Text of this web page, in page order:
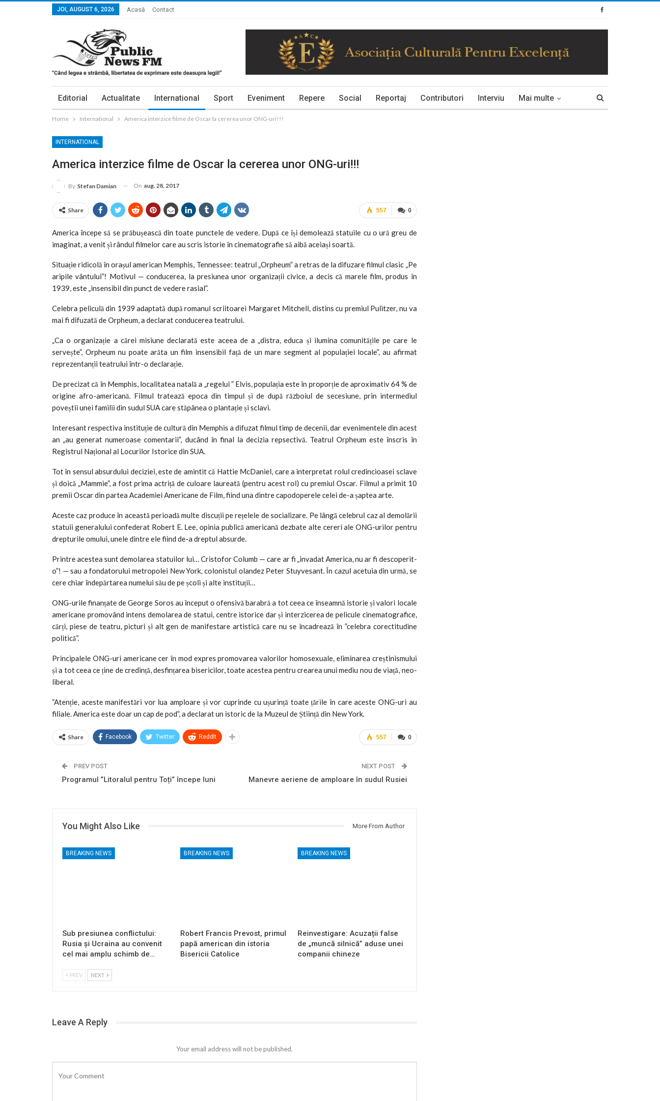
JOI, AUGUST 6, 2026 Acasă Contact
Editorial Actualitate International Sport Eveniment Repere Social Reportaj Contributori Interviu Mai multe
Home International America interzice filme de Oscar la cererea unor ONG-uri!!!
INTERNATIONAL
America interzice filme de Oscar la cererea unor ONG-uri!!!
By Stefan Damian On aug. 28, 2017
0
557
Share
America începe să se prăbușească din toate punctele de vedere. După ce își demolează statuile cu o ură greu de
imaginat, a venit și rândul filmelor care au scris istorie în cinematografie să aibă aceiași soartă.
Situație ridicolă în orașul american Memphis, Tennessee: teatrul „Orpheum” a retras de la difuzare filmul clasic „Pe
aripile vântului”! Motivul — conducerea, la presiunea unor organizații civice, a decis că marele film, produs în
1939, este „insensibil din punct de vedere rasial”.
Celebra peliculă din 1939 adaptată după romanul scriitoarei Margaret Mitchell, distins cu premiul Pulitzer, nu va
mai fi difuzată de Orpheum, a declarat conducerea teatrului.
„Ca o organizație a cărei misiune declarată este aceea de a „distra, educa și ilumina comunitățile pe care le
servește”, Orpheum nu poate arăta un film insensibil față de un mare segment al populației locale”, au afirmat
reprezentanții teatrului într-o declarație.
De precizat că în Memphis, localitatea natală a „regelui ” Elvis, populația este în proporție de aproximativ 64 % de
origine afro-americană. Filmul tratează epoca din timpul și de după războiul de secesiune, prin intermediul
poveștii unei familii din sudul SUA care stăpânea o plantație și sclavi.
Interesant respectiva instituție de cultură din Memphis a difuzat filmul timp de decenii, dar evenimentele din acest
an „au generat numeroase comentarii”, ducând în final la decizia repsectivă. Teatrul Orpheum este înscris în
Registrul Național al Locurilor Istorice din SUA.
Tot în sensul absurdului deciziei, este de amintit că Hattie McDaniel, care a interpretat rolul credincioasei sclave
și doică „Mammie”, a fost prima actriță de culoare laureată (pentru acest rol) cu premiul Oscar. Filmul a primit 10
premii Oscar din partea Academiei Americane de Film, fiind una dintre capodoperele celei de-a șaptea arte.
Aceste caz produce în această perioadă multe discuții pe rețelele de socializare. Pe lângă celebrul caz al demolării
statuii generalului confederat Robert E. Lee, opinia publică americană dezbate alte cereri ale ONG-urilor pentru
drepturile omului, unele dintre ele fiind de-a dreptul absurde.
Printre acestea sunt demolarea statuilor lui… Cristofor Columb — care ar fi „invadat America, nu ar fi descoperit-
o”! — sau a fondatorului metropolei New York, colonistul olandez Peter Stuyvesant. În cazul acetuia din urmă, se
cere chiar îndepărtarea numelui său de pe școli și alte instituții…
ONG-urile finanțate de George Soros au început o ofensivă barabră a tot ceea ce înseamnă istorie și valori locale
americane promovând intens demolarea de statui, centre istorice dar și interzicerea de pelicule cinematografice,
cărți, piese de teatru, picturi și alt gen de manifestare artistică care nu se încadrează în ”celebra corectitudine
politică”.
Principalele ONG-uri americane cer în mod expres promovarea valorilor homosexuale, eliminarea creștinismului
și a tot ceea ce ține de credință, desfințarea bisericilor, toate acestea pentru crearea unui mediu nou de viață, neo-
liberal.
”Atenție, aceste manifestări vor lua amploare și vor cuprinde cu ușurință toate țările în care aceste ONG-uri au
filiale. America este doar un cap de pod”, a declarat un istoric de la Muzeul de Știință din New York.
0
557
Share Facebook Twitter ReddIt
PREV POST
Programul ”Litoralul pentru Toți” începe luni
NEXT POST
Manevre aeriene de amploare în sudul Rusiei
You Might Also Like More From Author
BREAKING NEWS
Sub presiunea conflictului:
Rusia și Ucraina au convenit
cel mai amplu schimb de…
BREAKING NEWS
Robert Francis Prevost, primul
papă american din istoria
Bisericii Catolice
BREAKING NEWS
Reinvestigare: Acuzații false
de „muncă silnică” aduse unei
companii chineze
PREV NEXT
Leave A Reply
Your email address will not be published.